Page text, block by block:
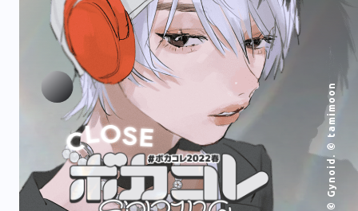
©︎ Gynoid. © tamimoon
©︎ KAMITSUBAKI STUDIO © tamimoon